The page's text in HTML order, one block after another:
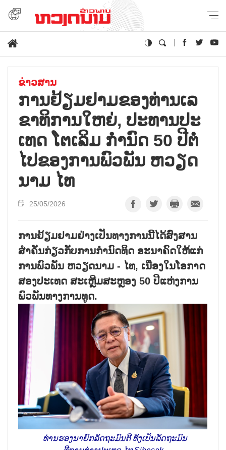
ຂ່າວສານ
ການ​ຢ້ຽມ​ຢາມ​ຂອງ​ທ່ານ​ເລ​
ຂາ​ທິ​ການ​ໃຫຍ່, ປະ​ທານ​ປະ​
ເທດ ໂຕ​ເລິມ ກຳ​ນົດ 50 ປີ​ຕໍ່​
ໄປ​ຂອງ​ການ​ພົວ​ພັນ ຫວຽດ​
ນາມ​ ໄທ
25/05/2026
​ການ​ຢ້ຽມ​ຢາມ​​ຢ່າງ​ເປັນທາງ​ການ​ນີ້​ໄດ້​ສົ່ງ​ສານ​
ສຳ​ຄັນ​ກ່ຽວ​ກັບ​ການ​ກຳ​ນົດ​ທິດ ອະ​ນາ​ຄົດ​ໃຫ້​ແກ່​
ການ​ພົວ​ພັນ ຫວຽດ​ນາມ - ໄທ, ເນື່ອງ​ໃນ​ໂອ​ກາດ​
ສອງ​ປະ​ເທດ ສະ​ເຫຼີມ​ສະຫຼອງ 50 ປີ​ແຫ່ງ​ການ​
ພົວ​ພັນ​ທາງ​ການ​ທູດ.
ທ່ານ​ຮອງ​ນາ​ຍົກ​ລັດ​ຖະ​ມົນ​ຕີ ທັງ​ເປັນ​ລັດ​ຖະ​ມົນ​